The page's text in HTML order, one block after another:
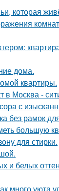
которая
дома.
квартиры.
в Москва -
с
без рамок
большую
для стирки.
и белых
много уюта